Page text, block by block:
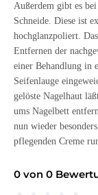
Außerdem gibt es
Schneide. Diese ist
hochglanzpoliert.
Entfernen der
einer Behandlung in
Seifenlauge
gelöste Nagelhaut
ums Nagelbett
nun wieder
pflegenden Creme
0 von 0